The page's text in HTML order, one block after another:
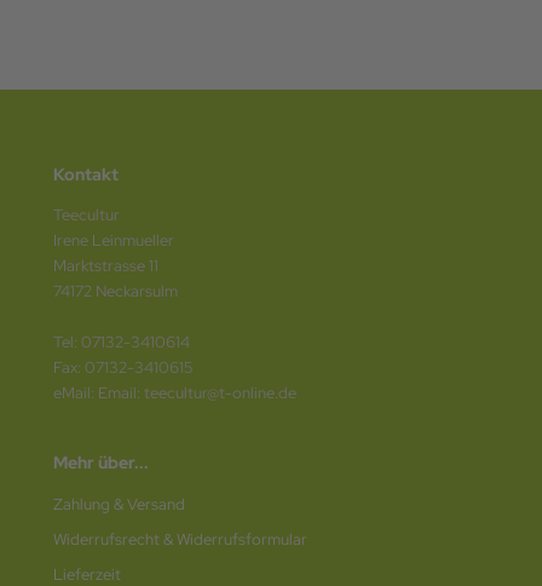
Kontakt
Teecultur
Irene Leinmueller
Marktstrasse 11
74172 Neckarsulm
Tel: 07132-3410614
Fax: 07132-3410615
eMail: Email: teecultur@t-online.de
Mehr über...
Zahlung & Versand
Widerrufsrecht & Widerrufsformular
Lieferzeit